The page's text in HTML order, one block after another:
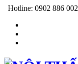
Hotline: 0902 886 002